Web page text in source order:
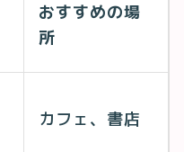
おすすめの場
所
カフェ、書店